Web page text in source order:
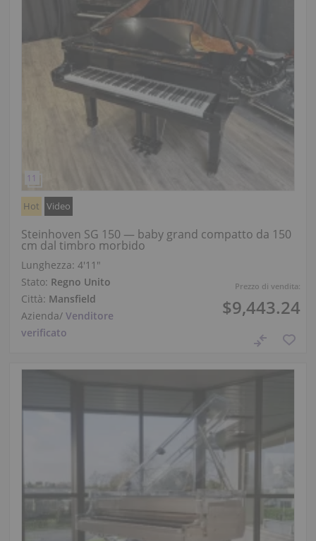
Prezzo di vendita:
$9,443.24
Hot Video
Steinhoven SG 150 — baby grand compatto da 150
cm dal timbro morbido
Lunghezza: 4′11″
Stato: Regno Unito
Città: Mansfield
Azienda/ Venditore
verificato